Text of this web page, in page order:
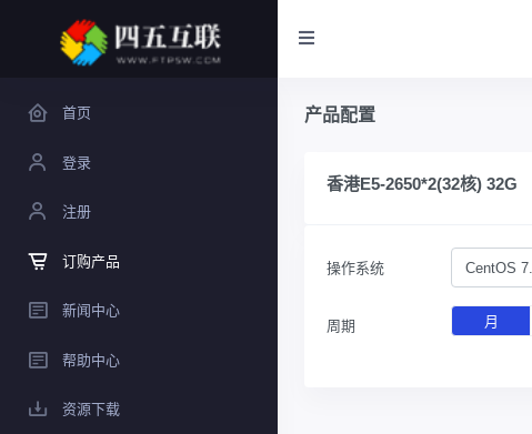
首页
登录
注册
订购产品
新闻中心
帮助中心
资源下载
产品配置
香港E5-2650*2(32核) 32G
操作系统 CentOS
周期 月